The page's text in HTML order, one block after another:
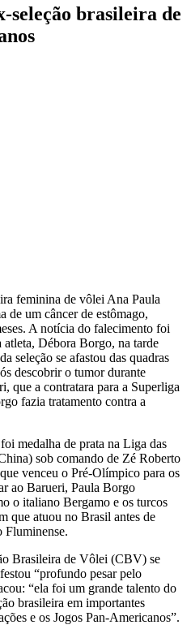
seleção brasileira de
feminina de vôlei Ana Paula
de um câncer de estômago,
A notícia do falecimento foi
atleta, Débora Borgo, na tarde
seleção se afastou das quadras
descobrir o tumor durante
que a contratara para a Superliga
fazia tratamento contra a
medalha de prata na Liga das
sob comando de Zé Roberto
venceu o Pré-Olímpico para os
ao Barueri, Paula Borgo
o italiano Bergamo e os turcos
que atuou no Brasil antes de
Fluminense.
Brasileira de Vôlei (CBV) se
“profundo pesar pelo
“ela foi um grande talento do
brasileira em importantes
e os Jogos Pan-Americanos”.